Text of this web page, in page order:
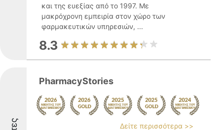
και της ευεξίας από το 1997. Με
μακρόχρονη εμπειρία στον χώρο των
φαρμακευτικών υπηρεσιών, ...
8.3
PharmacyStories
Δείτε περισσότερα >>